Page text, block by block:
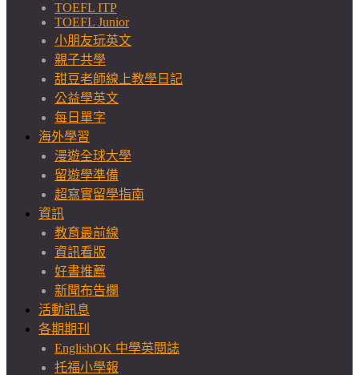
TOEFL ITP
TOEFL Junior
小朋友玩英文
親子共學
甜豆老師線上教學日記
公益學英文
每日單字
海外學習
漫遊全球大學
留遊學準備
超寫實留學指南
資訊
教育最前線
資訊看版
好書推薦
新聞布告欄
活動訊息
各期期刊
EnglishOK 中學英閱誌
托福小學報